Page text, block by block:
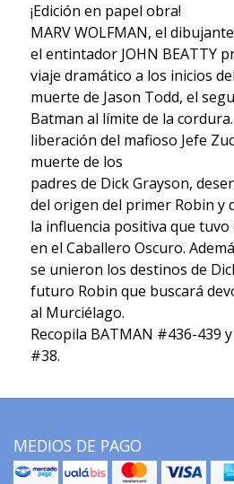
¡Edición en papel obra!
MARV WOLFMAN, el
el entintador JOHN BEATTY
viaje dramático a los inicios
muerte de Jason Todd, el
Batman al límite de la
liberación del mafioso Jefe
muerte de los
padres de Dick Grayson,
del origen del primer Robin y
la influencia positiva que tuvo
en el Caballero Oscuro.
se unieron los destinos de
futuro Robin que buscará
al Murciélago.
Recopila BATMAN #436-439 y
#38.
MEDIOS DE PAGO